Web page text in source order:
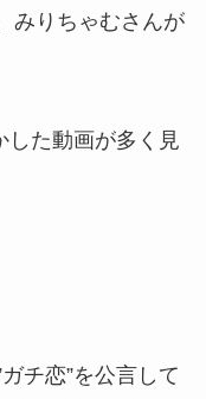
みりちゃむさんが
した動画が多く見
チ恋”を公言して